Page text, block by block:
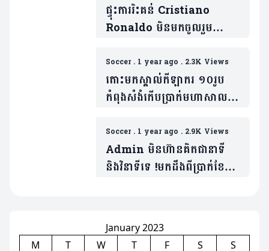
ផ្ទុះការរិះគន់ Cristiano
Ronaldo មិនមកចូលរួម
ក្រោមនេះជាមូលហេតុ ២ផ្សេងគ្នា
Soccer. 1 year ago . 2.3K Views
តោះមកស្គាល់កីឡាករ ១០រូប
កំពុងសំងំកើបប្រាក់មហាសាល
(មាន១០វីដេអូ)
Soccer. 1 year ago . 2.9K Views
Admin មិនហ៊ានគិតជានាទី
និង​វិនាទីទេ !មកដឹងពីប្រាក់ខែ
January 2023
M
T W T F S
S